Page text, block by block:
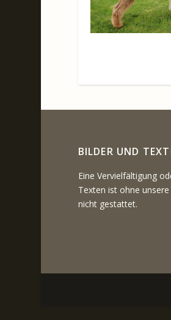
BILDER UND
Eine Vervielfältigung
Texten ist ohne
nicht gestattet.